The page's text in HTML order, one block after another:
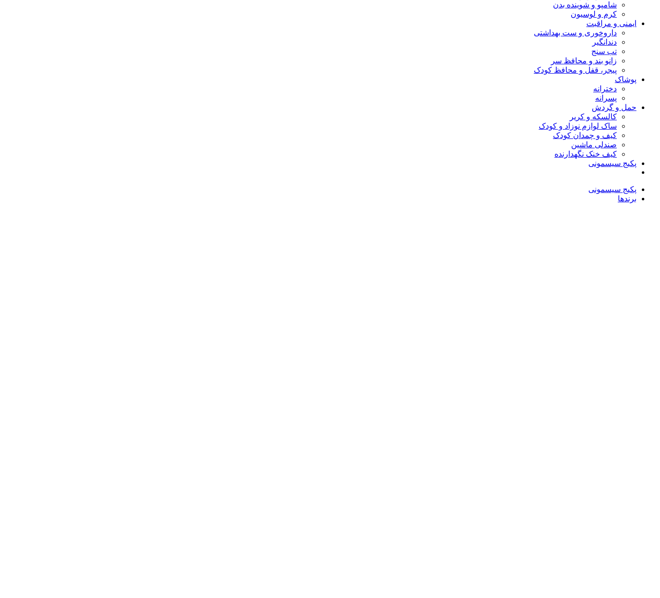
شامپو و شوینده بدن
کرم و لوسیون
ایمنی و مراقبت
داروخوری و ست بهداشتی
دندانگیر
تب‌ سنج
زانو بند و محافظ سر
پیجر، قفل و محافظ کودک
پوشاک
دخترانه
پسرانه
حمل و گردش
کالسکه و کریر
ساک لوازم نوزاد و کودک
کیف و چمدان کودک
صندلی ماشین
کیف خنک نگهدارنده
پکیج سیسمونی
پکیج سیسمونی
برندها